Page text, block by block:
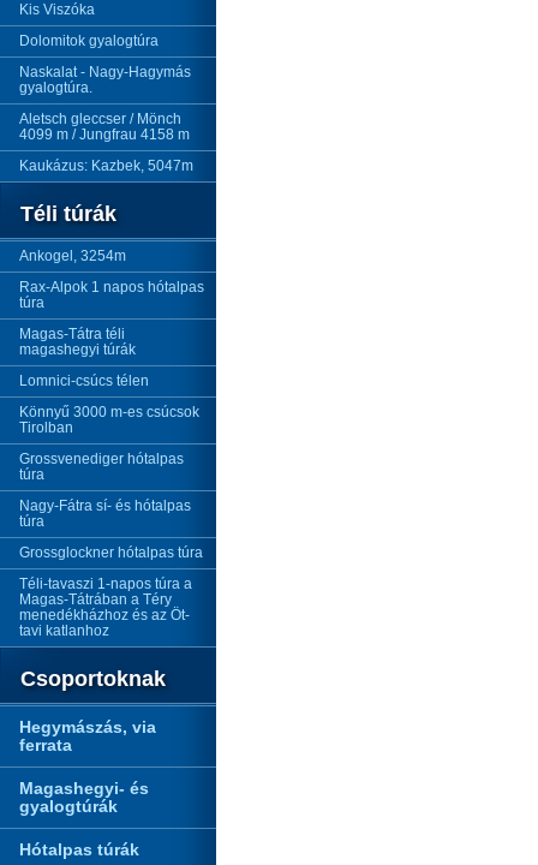
Kis Viszóka
Dolomitok gyalogtúra
Naskalat - Nagy-Hagymás
gyalogtúra.
Aletsch gleccser / Mönch
4099 m / Jungfrau 4158 m
Kaukázus: Kazbek, 5047m
Téli túrák
Ankogel, 3254m
Rax-Alpok 1 napos hótalpas
túra
Magas-Tátra téli
magashegyi túrák
Lomnici-csúcs télen
Könnyű 3000 m-es csúcsok
Tirolban
Grossvenediger hótalpas
túra
Nagy-Fátra sí- és hótalpas
túra
Grossglockner hótalpas túra
Téli-tavaszi 1-napos túra a
Magas-Tátrában a Téry
menedékházhoz és az Öt-
tavi katlanhoz
Csoportoknak
Hegymászás, via
ferrata
Magashegyi- és
gyalogtúrák
Hótalpas túrák